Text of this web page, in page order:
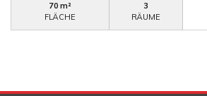
70 m²
FLÄCHE
3
RÄUME